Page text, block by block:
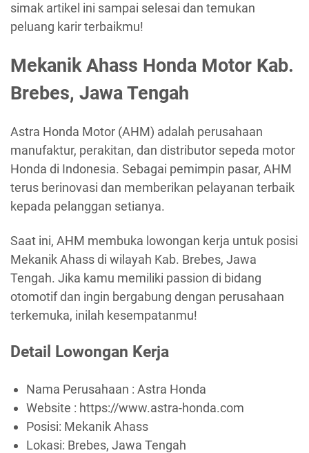
simak artikel ini sampai selesai dan temukan
peluang karir terbaikmu!
Mekanik Ahass Honda Motor Kab.
Brebes, Jawa Tengah
Astra Honda Motor (AHM) adalah perusahaan
manufaktur, perakitan, dan distributor sepeda motor
Honda di Indonesia. Sebagai pemimpin pasar, AHM
terus berinovasi dan memberikan pelayanan terbaik
kepada pelanggan setianya.
Saat ini, AHM membuka lowongan kerja untuk posisi
Mekanik Ahass di wilayah Kab. Brebes, Jawa
Tengah. Jika kamu memiliki passion di bidang
otomotif dan ingin bergabung dengan perusahaan
terkemuka, inilah kesempatanmu!
Detail Lowongan Kerja
Nama Perusahaan : Astra Honda
Website : https://www.astra-honda.com
Posisi: Mekanik Ahass
Lokasi: Brebes, Jawa Tengah